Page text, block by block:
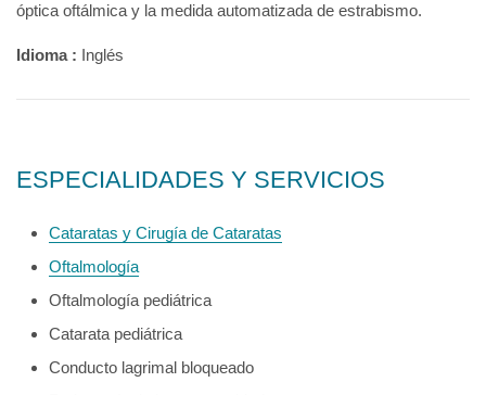
óptica oftálmica y la medida automatizada de estrabismo.
Idioma : Inglés
ESPECIALIDADES Y SERVICIOS
Cataratas y Cirugía de Cataratas
Oftalmología
Oftalmología pediátrica
Catarata pediátrica
Conducto lagrimal bloqueado